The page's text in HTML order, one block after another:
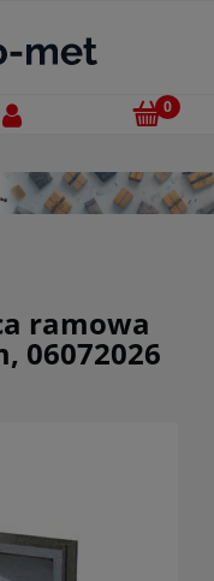
ramowa
06072026